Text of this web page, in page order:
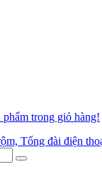
trong giỏ hàng!